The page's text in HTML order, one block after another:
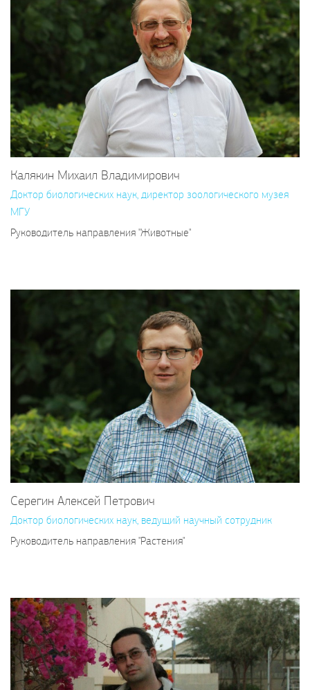
Калякин Михаил Владимирович
Доктор биологических наук, директор зоологического музея
МГУ
Руководитель направления "Животные"
Серегин Алексей Петрович
Доктор биологических наук, ведущий научный сотрудник
Руководитель направления "Растения"